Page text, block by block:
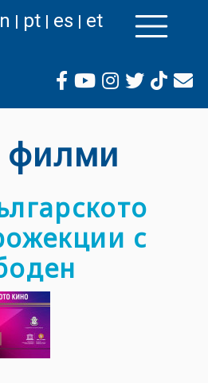
към
съдържание
pt es et
филми
с